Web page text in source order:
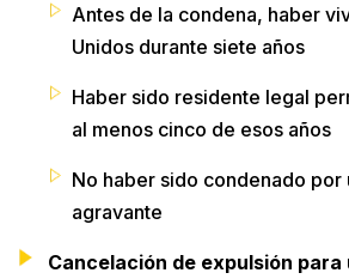
Antes de la condena, haber
Unidos durante siete años
Haber sido residente legal
al menos cinco de esos años
No haber sido condenado por
agravante
Cancelación de expulsión